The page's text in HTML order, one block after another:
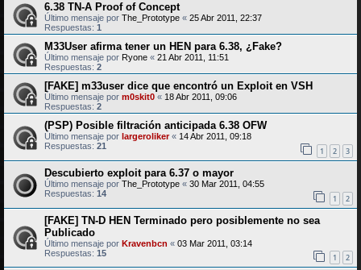
6.38 TN-A Proof of Concept
Último mensaje por The_Prototype « 25 Abr 2011, 22:37
Respuestas: 1
M33User afirma tener un HEN para 6.38, ¿Fake?
Último mensaje por Ryone « 21 Abr 2011, 11:51
Respuestas: 2
[FAKE] m33user dice que encontró un Exploit en VSH
Último mensaje por m0skit0 « 18 Abr 2011, 09:06
Respuestas: 2
(PSP) Posible filtración anticipada 6.38 OFW
Último mensaje por largeroliker« 14 Abr 2011, 09:18
Respuestas: 21 1 2 3
Descubierto exploit para 6.37 o mayor
Último mensaje por The_Prototype « 30 Mar 2011, 04:55
Respuestas: 14 1 2
[FAKE] TN-D HEN Terminado pero posiblemente no sea
Publicado
Último mensaje por Kravenbcn « 03 Mar 2011, 03:14
Respuestas: 15 1 2